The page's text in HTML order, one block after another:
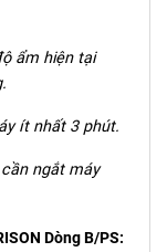
ẩm hiện tại
ít nhất 3 phút.
ngắt máy
Dòng B/PS: